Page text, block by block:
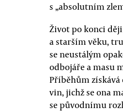
s „absolutním
Život po konci
a starším věku,
se neustálým
odbojáře a masu
Příběhům
vin, jichž se ona
se původnímu